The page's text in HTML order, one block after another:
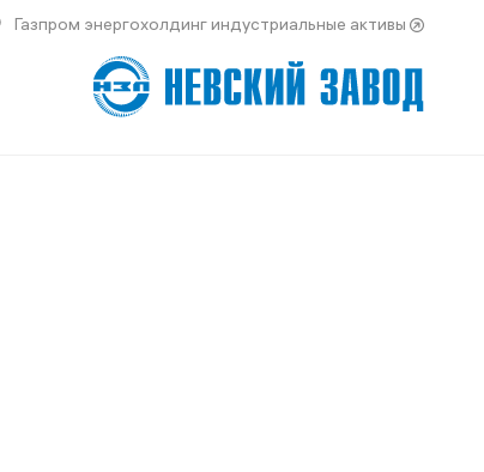
Газпром энергохолдинг индустриальные активы